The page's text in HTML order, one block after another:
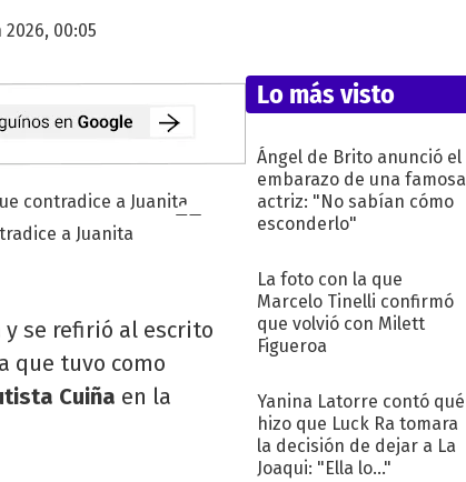
2026, 00:05
a Juanita
y se refirió al escrito
que tuvo como
Cuiña en la
Lo más visto
Ángel de Brito anunció el
embarazo de una famosa
actriz: "No sabían cómo
esconderlo"
La foto con la que
Marcelo Tinelli confirmó
que volvió con Milett
Figueroa
Yanina Latorre contó qué
hizo que Luck Ra tomara
la decisión de dejar a La
Joaqui: "Ella lo..."